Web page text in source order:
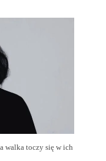
walka toczy się w ich